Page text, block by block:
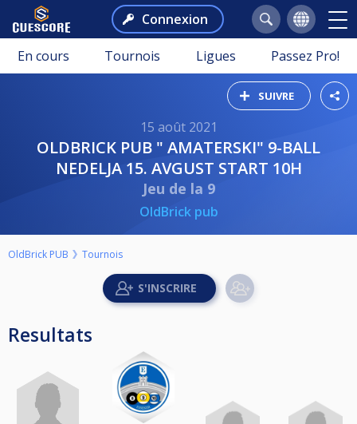
Connexion
En cours Tournois Ligues Passez Pro!
SUIVRE
15 août 2021
OLDBRICK PUB " AMATERSKI" 9-BALL
NEDELJA 15. AVGUST START 10H
Jeu de la 9
OldBrick pub
OldBrick PUB Tournois
Resultats